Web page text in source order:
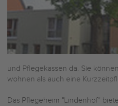
und Pflegekassen da. Sie
wohnen als auch eine
Das Pflegeheim "Lindenhof"